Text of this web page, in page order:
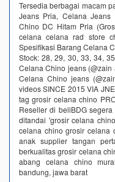
Tersedia berbagai macam
Jeans Pria, Celana Jeans
Chino DC Hitam Pria
celana celana rad store
Spesifikasi Barang Celana
Stock: 28, 29, 30, 33, 34,
Celana Chino jeans
Celana Chino jeans
videos SINCE 2015 VIA
tag grosir celana chino
Reseller di beliBDG
ditandai 'grosir celana
celana chino grosir celana
anak supplier tangan
berkualitas grosir celana
abang celana chino
bandung, jawa barat